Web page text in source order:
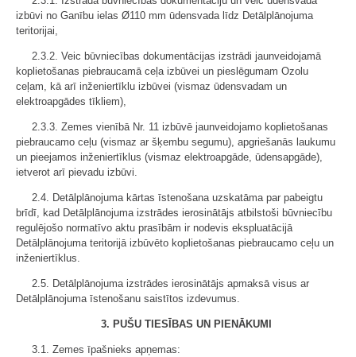
izbūvi no Ganību ielas Ø110 mm ūdensvada līdz Detālplānojuma
teritorijai,
2.3.2. Veic būvniecības dokumentācijas izstrādi jaunveidojamā
koplietošanas piebraucamā ceļa izbūvei un pieslēgumam Ozolu
ceļam, kā arī inženiertīklu izbūvei (vismaz ūdensvadam un
elektroapgādes tīkliem),
2.3.3. Zemes vienībā Nr. 11 izbūvē jaunveidojamo koplietošanas
piebraucamo ceļu (vismaz ar šķembu segumu), apgriešanās laukumu
un pieejamos inženiertīklus (vismaz elektroapgāde, ūdensapgāde),
ietverot arī pievadu izbūvi.
2.4. Detālplānojuma kārtas īstenošana uzskatāma par pabeigtu
brīdī, kad Detālplānojuma izstrādes ierosinātājs atbilstoši būvniecību
regulējošo normatīvo aktu prasībām ir nodevis ekspluatācijā
Detālplānojuma teritorijā izbūvēto koplietošanas piebraucamo ceļu un
inženiertīklus.
2.5. Detālplānojuma izstrādes ierosinātājs apmaksā visus ar
Detālplānojuma īstenošanu saistītos izdevumus.
3. PUŠU TIESĪBAS UN PIENĀKUMI
3.1. Zemes īpašnieks apņemas: